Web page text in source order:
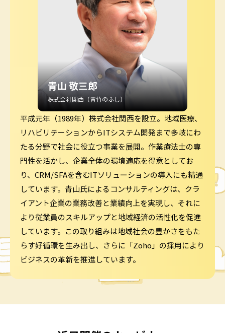
青山 敬三郎
株式会社関西（青竹のふし）
平成元年（1989年）株式会社関西を設立。地域医療、
リハビリテーションからITシステム開発まで多岐にわ
たる分野で社会に役立つ事業を展開。作業療法士の専
門性を活かし、企業全体の環境適応を得意としてお
り、CRM/SFAを含むITソリューションの導入にも精通
しています。青山氏によるコンサルティングは、クラ
イアント企業の業務改善と業績向上を実現し、それに
より従業員のスキルアップと地域経済の活性化を促進
しています。この取り組みは地域社会の豊かさをもた
らす好循環を生み出し、さらに「Zoho」の採用により
ビジネスの革新を推進しています。